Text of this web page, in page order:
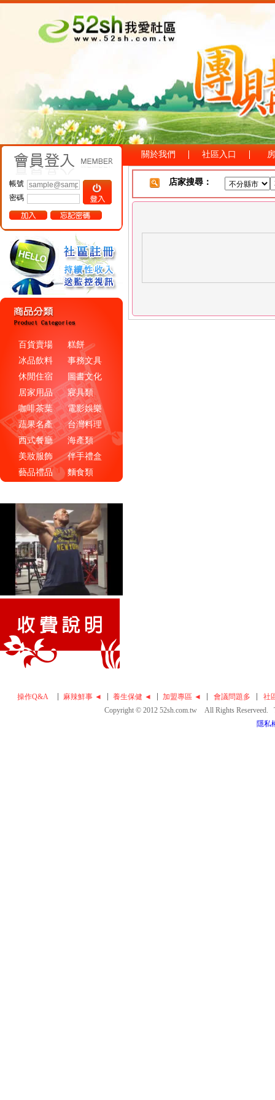
帳號
密碼
百貨賣場
糕餅
冰品飲料
事務文具
休閒住宿
圖書文化
居家用品
寢具類
咖啡茶葉
電影娛樂
蔬果名產
台灣料理
西式餐廳
海產類
美妝服飾
伴手禮盒
藝品禮品
麵食類
關於我們 社區入口
店家搜尋：
操作Q&A 麻辣鮮事 ◄ 養生保健 ◄ 加盟專區 ◄ 會議問題多
社
Copyright © 2012 52sh.com.tw All Rights Reserveed.
隱私